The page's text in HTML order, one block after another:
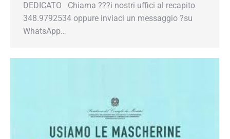
DEDICATO Chiama ???i nostri uffici al recapito
348.9792534 oppure inviaci un messaggio ?su
WhatsApp…